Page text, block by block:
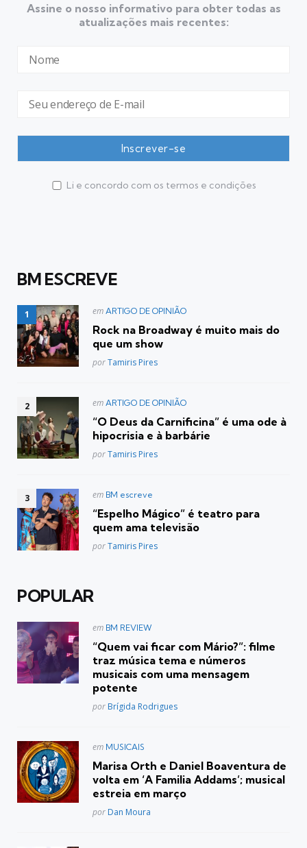
Assine o nosso informativo para obter todas as
atualizações mais recentes:
Li e concordo com os termos e condições
BM ESCREVE
Postado
em ARTIGO DE OPINIÃO
Rock na Broadway é muito mais do
que um show
Posted
porTamiris Pires
Postado
em ARTIGO DE OPINIÃO
“O Deus da Carnificina” é uma ode à
hipocrisia e à barbárie
Posted
porTamiris Pires
Postado
em BM escreve
“Espelho Mágico” é teatro para
quem ama televisão
Posted
porTamiris Pires
POPULAR
Postado
em BM REVIEW
“Quem vai ficar com Mário?”: filme
traz música tema e números
musicais com uma mensagem
potente
Posted
por Brígida Rodrigues
Postado
em MUSICAIS
Marisa Orth e Daniel Boaventura de
volta em ‘A Familia Addams’; musical
estreia em março
Posted
por Dan Moura